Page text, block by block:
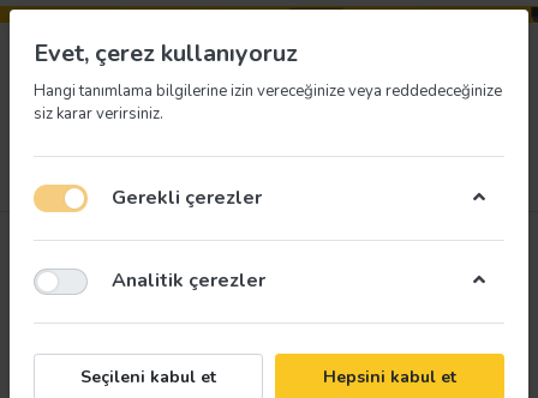
Evet, çerez kullanıyoruz
Hangi tanımlama bilgilerine izin vereceğinize veya reddedeceğinize
siz karar verirsiniz.
Gerekli çerezler
Analitik çerezler
Seçileni kabul et Hepsini kabul et